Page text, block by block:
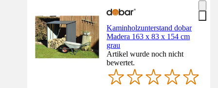
Kaminholzunterstand dobar
Madera 163 x 83 x 154 cm
grau
Artikel wurde noch nicht
bewertet.